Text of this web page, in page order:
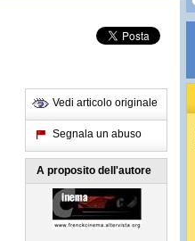
Vedi articolo originale
Segnala un abuso
A proposito dell'autore